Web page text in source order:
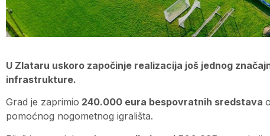
U Zlataru uskoro započinje realizacija još jednog
infrastrukture.
Grad je zaprimio 240.000 eura bespovratnih sredstava
pomoćnog nogometnog igrališta.